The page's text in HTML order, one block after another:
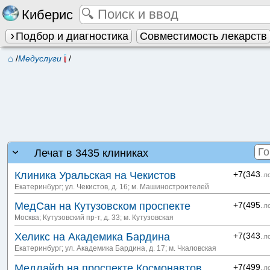
Киберис
Подбор и диагностика Совместимость лекарств
⌂ /Медуслуги /
Лечат в 3435 клиниках
+7(343
Клиника Уральская на Чекистов
Екатеринбург; ул. Чекистов, д. 16; м. Машиностроителей
+7(495
МедСан на Кутузовском проспекте
Москва; Кутузовский пр-т, д. 33; м. Кутузовская
+7(343
Хеликс на Академика Бардина
Екатеринбург; ул. Академика Бардина, д. 17; м. Чкаловская
+7(499